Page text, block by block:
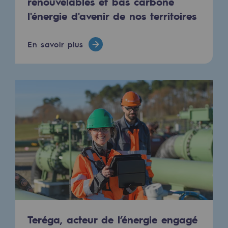
Hydrogène
Hydrogène : Enjeux et opportunités
Transport d'hydrogène
Stockage d'hydrogène
Projet HySoW
Projet H2med
Appel à Manifestation d'Intérêt H2 et
Cartographie du réseau
Stratégie & Innovation
l'énergie d'avenir de nos territoires
En savoir plus
Teréga, acteur de l’énergie engagé